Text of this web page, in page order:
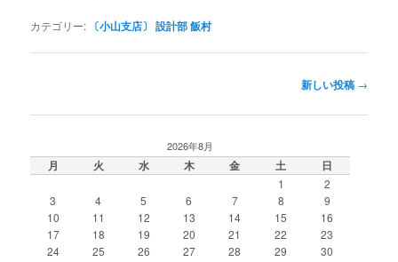
カテゴリー: 〔小山支店〕 設計部 飯村
新しい投稿 →
2026年8月
月 火 水 木 金 土 日
1
2
3
4 5 6 7 8
9
10
11 12 13 14 15
16
17
18 19 20 21 22
23
24
25 26 27 28 29
30